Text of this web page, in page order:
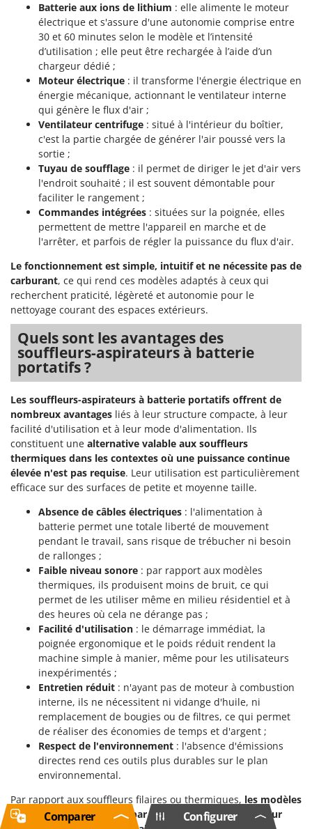
Batterie aux ions de lithium : elle alimente le moteur
électrique et s'assure d'une autonomie comprise entre
30 et 60 minutes selon le modèle et l’intensité
d’utilisation ; elle peut être rechargée à l’aide d’un
chargeur dédié ;
Moteur électrique : il transforme l'énergie électrique en
énergie mécanique, actionnant le ventilateur interne
qui génère le flux d'air ;
Ventilateur centrifuge : situé à l'intérieur du boîtier,
c'est la partie chargée de générer l'air poussé vers la
sortie ;
Tuyau de soufflage : il permet de diriger le jet d'air vers
l'endroit souhaité ; il est souvent démontable pour
faciliter le rangement ;
Commandes intégrées : situées sur la poignée, elles
permettent de mettre l'appareil en marche et de
l'arrêter, et parfois de régler la puissance du flux d'air.
Le fonctionnement est simple, intuitif et ne nécessite pas de
carburant, ce qui rend ces modèles adaptés à ceux qui
recherchent praticité, légèreté et autonomie pour le
nettoyage courant des espaces extérieurs.
Quels sont les avantages des
souffleurs-aspirateurs à batterie
portatifs ?
Les souffleurs-aspirateurs à batterie portatifs offrent de
nombreux avantages liés à leur structure compacte, à leur
facilité d'utilisation et à leur mode d'alimentation. Ils
constituent une alternative valable aux souffleurs
thermiques dans les contextes où une puissance continue
élevée n'est pas requise. Leur utilisation est particulièrement
efficace sur des surfaces de petite et moyenne taille.
Absence de câbles électriques : l'alimentation à
batterie permet une totale liberté de mouvement
pendant le travail, sans risque de trébucher ni besoin
de rallonges ;
Faible niveau sonore : par rapport aux modèles
thermiques, ils produisent moins de bruit, ce qui
permet de les utiliser même en milieu résidentiel et à
des heures où cela ne dérange pas ;
Facilité d'utilisation : le démarrage immédiat, la
poignée ergonomique et le poids réduit rendent la
machine simple à manier, même pour les utilisateurs
inexpérimentés ;
Entretien réduit : n'ayant pas de moteur à combustion
interne, ils ne nécessitent ni vidange d'huile, ni
remplacement de bougies ou de filtres, ce qui permet
de réaliser des économies de temps et d'argent ;
Respect de l'environnement : l'absence d'émissions
directes rend ces outils plus durables sur le plan
environnemental.
Par rapport aux souffleurs filaires ou thermiques, les modèles
à batterie se distinguent par leur plus grand silence, leur
Configurer
Comparer